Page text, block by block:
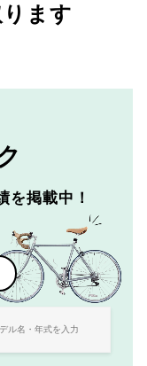
ます
を掲載中！